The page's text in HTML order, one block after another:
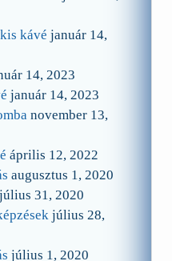
kávé január 14,
14, 2023
január 14, 2023
november 13,
április 12, 2022
augusztus 1, 2020
július 31, 2020
július 28,
július 1, 2020